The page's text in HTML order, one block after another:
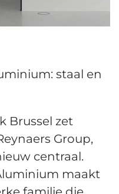
staal en
Brussel zet
Group,
centraal.
maakt